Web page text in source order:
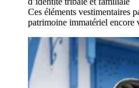
Ces éléments vestimentaires
patrimoine immatériel encore